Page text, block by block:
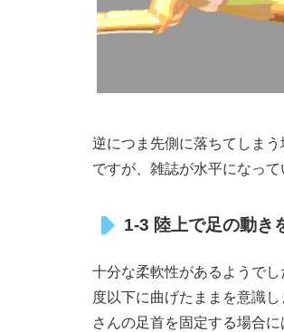
逆につま先側に落ちてしま
ですが、雑誌が水平になっ
1-3 陸上で足の動き
十分な柔軟性があるようで
度以下に曲げたままを意識
さんの足首を固定する場合